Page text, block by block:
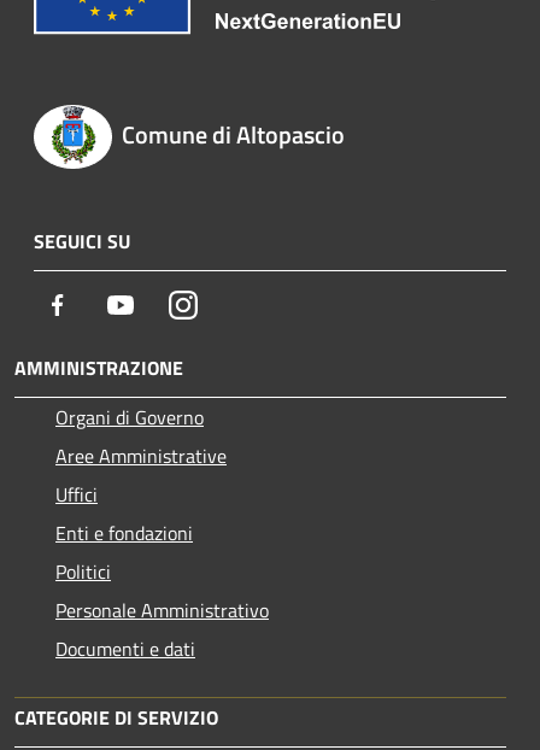
Comune di Altopascio
SEGUICI SU
Facebook YoutubeInstagram
AMMINISTRAZIONE
Organi di Governo
Aree Amministrative
Uffici
Enti e fondazioni
Politici
Personale Amministrativo
Documenti e dati
CATEGORIE DI SERVIZIO